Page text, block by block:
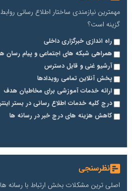
مهمترین نیازمندی ساختار اطلاع رسانی
گزینه است؟
راه اندازی خبرگزاری داخلی
همراهی شبکه های اجتماعی و پیام رسان
آرشیو غنی و قابل دسترس
پخش آنلاین تمامی رویدادها
ارائه خدمات آموزشی برای مخاطیان هدف
درج کلیه خدمات اطلاع رسانی در بستر
کاهش هزینه های درج خبر در رسانه ها
نظرسنجی
اصلی ترین مشکلات بخش ارتباط با رسانه